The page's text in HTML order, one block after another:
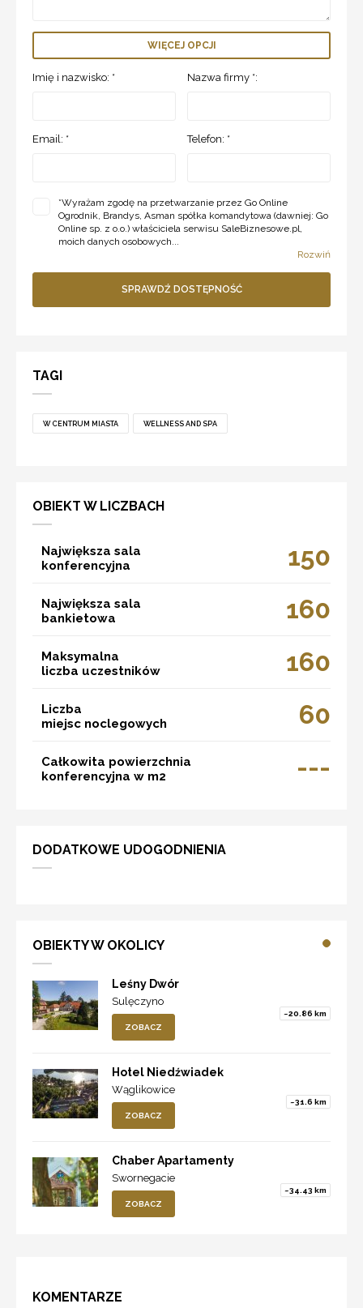
WIĘCEJ OPCJI
Imię i nazwisko: * Nazwa firmy *:
Email: * Telefon: *
*Wyrażam zgodę na przetwarzanie przez Go Online
Ogrodnik, Brandys, Asman spółka komandytowa (dawniej: Go
Online sp. z o.o.) właściciela serwisu SaleBiznesowe.pl,
moich danych osobowych...
Rozwiń
SPRAWDŹ DOSTĘPNOŚĆ
TAGI
W CENTRUM MIASTA WELLNESS AND SPA
OBIEKT W LICZBACH
Największa sala
konferencyjna
150
Największa sala
bankietowa
160
Maksymalna
liczba uczestników
160
Liczba
miejsc noclegowych
60
Całkowita powierzchnia
konferencyjna w m2
---
DODATKOWE UDOGODNIENIA
OBIEKTY W OKOLICY
Leśny Dwór
Sulęczyno
~20.86 km
ZOBACZ
Hotel Niedźwiadek
Wąglikowice
~31.6 km
ZOBACZ
Chaber Apartamenty
Swornegacie
~34.43 km
ZOBACZ
KOMENTARZE